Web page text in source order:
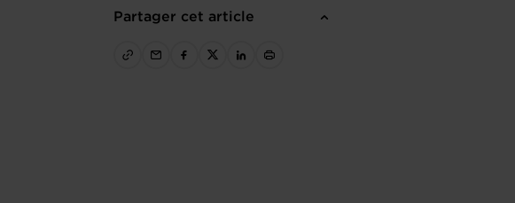
Partager cet article